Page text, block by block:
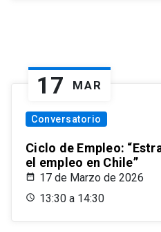
17 MAR
Conversatorio
Ciclo de Empleo:
el empleo en Chile”
17 de Marzo de 2026
13:30 a 14:30